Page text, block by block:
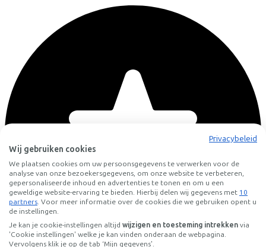
Privacybeleid
Wij gebruiken cookies
We plaatsen cookies om uw persoonsgegevens te verwerken voor de
analyse van onze bezoekersgegevens, om onze website te verbeteren,
gepersonaliseerde inhoud en advertenties te tonen en om u een
geweldige website-ervaring te bieden. Hierbij delen wij gegevens met 10
partners. Voor meer informatie over de cookies die we gebruiken opent u
de instellingen.
Je kan je cookie-instellingen altijd wijzigen en toesteming intrekken via
'Cookie instellingen' welke je kan vinden onderaan de webpagina.
Vervolgens klik je op de tab ‘Mijn gegevens'.